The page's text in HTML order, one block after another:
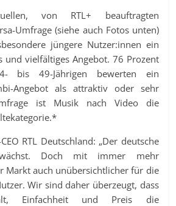
von RTL+ beauftragten
Umfrage (siehe auch Fotos unten)
jüngere Nutzer:innen ein
und vielfältiges Angebot. 76 Prozent
bis 49-Jährigen bewerten ein
Angebot als attraktiv oder sehr
ist Musik nach Video die
RTL Deutschland: „Der deutsche
wächst. Doch mit immer mehr
Markt auch unübersichtlicher für die
Wir sind daher überzeugt, dass
Einfachheit und Preis die